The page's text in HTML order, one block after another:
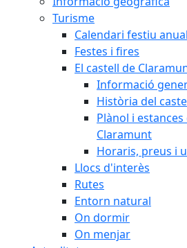
Turisme
Calendari festiu anual
Festes i fires
El castell de
Informació
Història del
Plànol i
Claramunt
Horaris, preus i
Llocs d'interès
Rutes
Entorn natural
On dormir
On menjar